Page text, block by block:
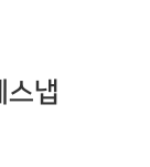
스냅